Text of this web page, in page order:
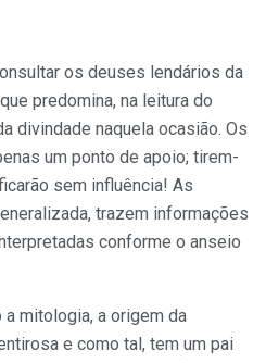
os deuses lendários da
predomina, na leitura do
divindade naquela oca­sião. Os
um pon­to de apoio; tirem-
sem influência! As
trazem informações
conforme o anseio
mitologia, a ori­gem da
e como tal, tem um pai